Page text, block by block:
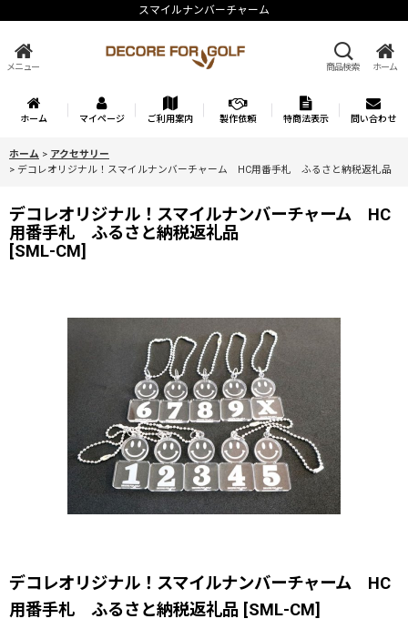
スマイルナンバーチャーム
メニュー 商品検索 ホーム
ホーム マイページ ご利用案内 製作依頼 特商法表示 問い合わせ
ホーム > アクセサリー
> デコレオリジナル！スマイルナンバーチャーム HC用番手札 ふるさと納税返礼品
デコレオリジナル！スマイルナンバーチャーム HC
用番手札 ふるさと納税返礼品
[SML-CM]
デコレオリジナル！スマイルナンバーチャーム HC
用番手札 ふるさと納税返礼品 [SML-CM]